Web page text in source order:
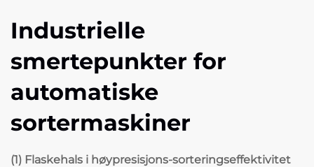
Industrielle
smertepunkter for
automatiske
sortermaskiner
(1) Flaskehals i høypresisjons-sorteringseffektivitet